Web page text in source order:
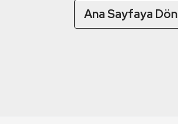
Ana Sayfaya Dön